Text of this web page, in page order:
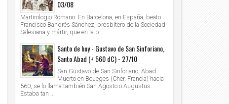
03/08
Martirologio Romano: En Barcelona, en España, beato
Francisco Bandrés Sánchez, presbítero de la Sociedad
Salesiana y mártir, que en la p...
Santo de hoy - Gustavo de San Sinforiano,
Santo Abad (+ 560 dC) - 27/10
San Gustavo de San Sinforiano, Abad.
Muerto en Boueges (Cher, Francia) hacia
560, se lo llama también San Agosto o Augustus.
Estaba tan ...